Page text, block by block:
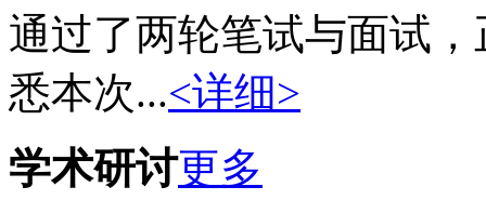
通过了两轮笔试与面试
悉本次...<详细>
学术研讨更多